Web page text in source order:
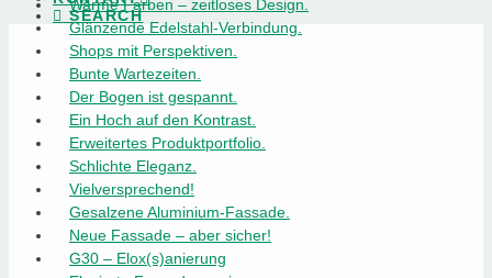
SEARCH
Warme Farben – zeitloses Design.
Glänzende Edelstahl-Verbindung.
Shops mit Perspektiven.
Bunte Wartezeiten.
Der Bogen ist gespannt.
Ein Hoch auf den Kontrast.
Erweitertes Produktportfolio.
Schlichte Eleganz.
Vielversprechend!
Gesalzene Aluminium-Fassade.
Neue Fassade – aber sicher!
G30 – Elox(s)anierung